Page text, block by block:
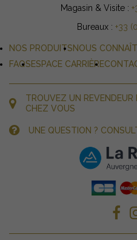
Magasin & Visite :
Bureaux : +33
NOS PRODUITSNOUS
FAQSESPACE CARRIÈRE
TROUVEZ UN REVENDEUR
CHEZ VOUS
UNE QUESTION ?